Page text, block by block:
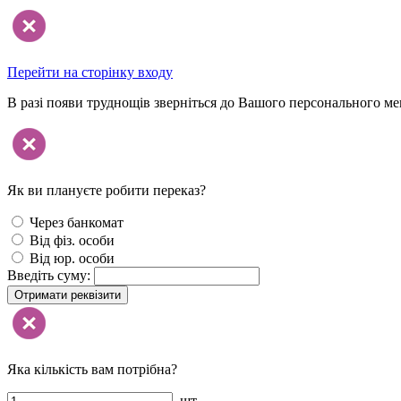
Перейти на сторінку входу
В разі появи труднощів зверніться до Вашого персонального
Як ви плануєте робити переказ?
Через банкомат
Від фіз. особи
Від юр. особи
Введіть суму:
Отримати реквізити
Яка кількість вам потрібна?